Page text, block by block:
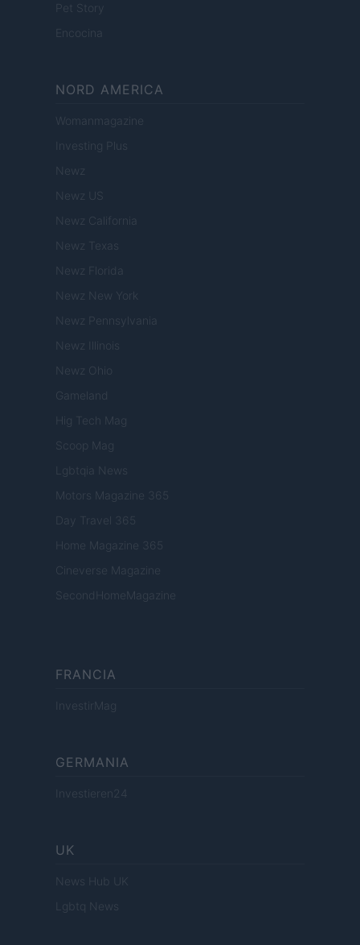
Pet Story
Encocina
NORD AMERICA
Womanmagazine
Investing Plus
Newz
Newz US
Newz California
Newz Texas
Newz Florida
Newz New York
Newz Pennsylvania
Newz Illinois
Newz Ohio
Gameland
Hig Tech Mag
Scoop Mag
Lgbtqia News
Motors Magazine 365
Day Travel 365
Home Magazine 365
Cineverse Magazine
SecondHomeMagazine
FRANCIA
InvestirMag
GERMANIA
Investieren24
UK
News Hub UK
Lgbtq News